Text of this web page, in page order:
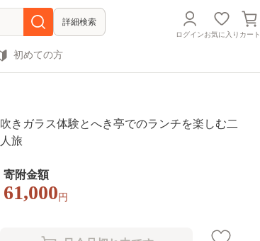
詳細検索
ログインお気に入り カート
初めての方
吹きガラス体験とへき亭でのランチを楽しむ二
人旅
寄附金額
61,000 円